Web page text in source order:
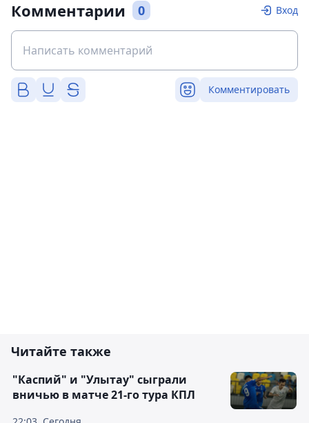
Комментарии 0 Вход
Комментировать
Читайте также
"Каспий" и "Улытау" сыграли
вничью в матче 21-го тура КПЛ